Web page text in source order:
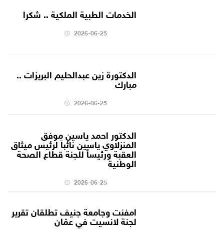
الخدمات الطبية الملكية .. شكرا
2026-06-25
الدكتورة زين عبدالحليم البريزات ..
مبارك
2026-06-25
الدكتور احمد ياسين موفق
المنزلاوي ياسين نائباً لرئيس ميثاق
العقبة ورئيساً للجنة قطاع الصحة
الوطنية
2026-06-25
امفنت وجامعة جنيف تطلقان تقرير
لجنة لانسيت في عمّان